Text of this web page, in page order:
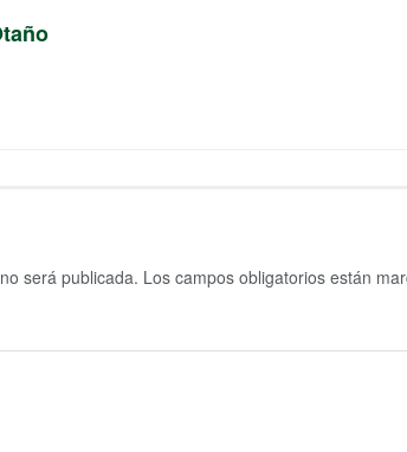
será publicada. Los campos obligatorios están